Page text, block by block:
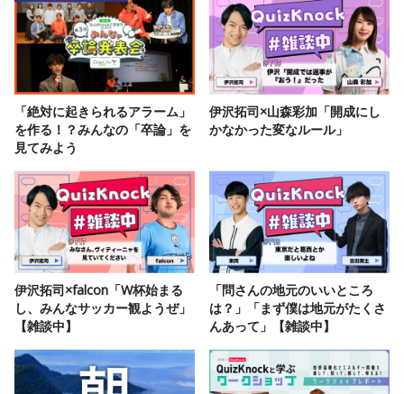
「絶対に起きられるアラーム」
を作る！？みんなの「卒論」を
見てみよう
伊沢拓司×山森彩加「開成にし
かなかった変なルール」
伊沢拓司×falcon「W杯始まる
し、みんなサッカー観ようぜ」
【雑談中】
「問さんの地元のいいところ
は？」「まず僕は地元がたくさ
んあって」【雑談中】